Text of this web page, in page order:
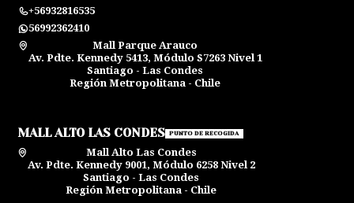
+56932816535
56992362410
Mall Parque Arauco
Av. Pdte. Kennedy 5413, Módulo S7263 Nivel 1
Santiago - Las Condes
Región Metropolitana - Chile
MALL ALTO LAS CONDES PUNTO DE RECOGIDA
Mall Alto Las Condes
Av. Pdte. Kennedy 9001, Módulo 6258 Nivel 2
Santiago - Las Condes
Región Metropolitana - Chile